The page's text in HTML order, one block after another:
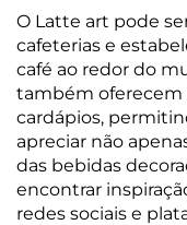
O Latte art pode
cafeterias e
café ao redor do
também oferecem
cardápios,
apreciar não
das bebidas
encontrar
redes sociais e